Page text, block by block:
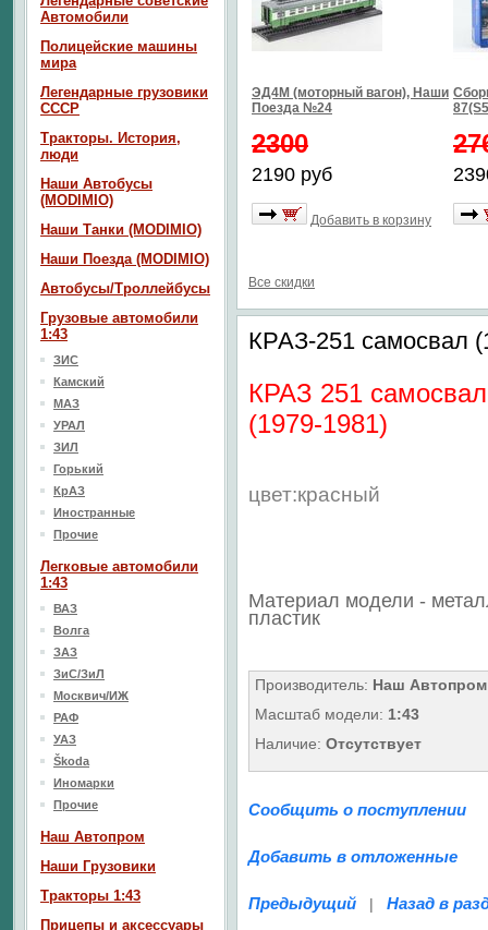
ЭД4М (моторный вагон), Наши
Поезда №24
2300
2190 руб
Добавить в корзину
Все скидки
КРАЗ-251 самосвал
КРАЗ 251 самосвал
(1979-1981)
цвет:красный
Материал модели -
пластик
Производитель: Наш Автопром
Масштаб модели: 1:43
Наличие: Отсутствует
Сообщить о поступлении
Добавить в отложенные
Предыдущий | Назад в
Автомобили
Полицейские машины
мира
Легендарные грузовики
СССР
Тракторы. История,
люди
Наши Автобусы
(MODIMIO)
Наши Танки (MODIMIO)
Наши Поезда (MODIMIO)
Автобусы/Троллейбусы
Грузовые автомобили
1:43
ЗИС
Камский
МАЗ
УРАЛ
ЗИЛ
Горький
КрАЗ
Иностранные
Прочие
Легковые автомобили
1:43
ВАЗ
Волга
ЗАЗ
ЗиС/ЗиЛ
Москвич/ИЖ
РАФ
УАЗ
Škoda
Иномарки
Прочие
Наш Aвтопром
Наши Грузовики
Тракторы 1:43
Прицепы и аксессуары